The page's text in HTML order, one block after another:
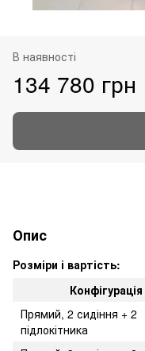
В наявності
134 780 грн
Опис
Розміри і вартість:
Конфігурація
Прямий, 2 сидіння + 2
підлокітника